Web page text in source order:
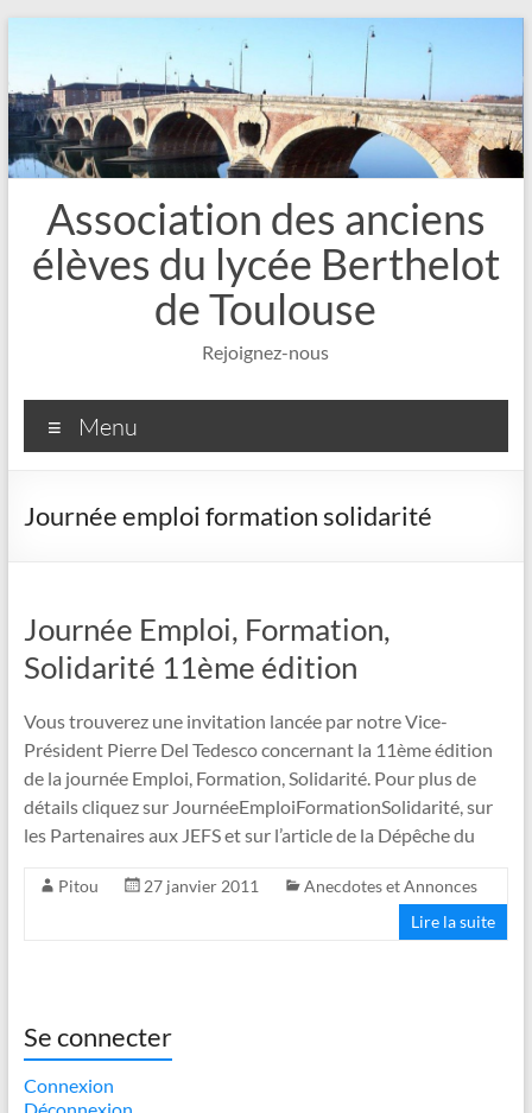
contenu
Association des anciens
élèves du lycée Berthelot
de Toulouse
Rejoignez-nous
Menu
Journée emploi formation solidarité
Journée Emploi, Formation,
Solidarité 11ème édition
Vous trouverez une invitation lancée par notre Vice-
Président Pierre Del Tedesco concernant la 11ème édition
de la journée Emploi, Formation, Solidarité. Pour plus de
détails cliquez sur JournéeEmploiFormationSolidarité, sur
les Partenaires aux JEFS et sur l’article de la Dépêche du
Pitou 27 janvier 2011
Anecdotes et Annonces
Lire la suite
Se connecter
Connexion